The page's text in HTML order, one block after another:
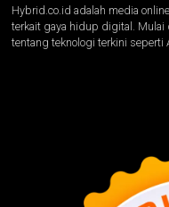
Hybrid.co.id adalah media
terkait gaya hidup digital.
tentang teknologi terkini seperti